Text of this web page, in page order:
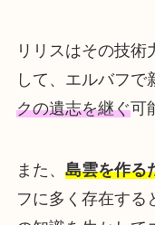
リリスはその技術
して、エルバフで
クの遺志を継ぐ可
また、 島雲を作る
フに多く存在する